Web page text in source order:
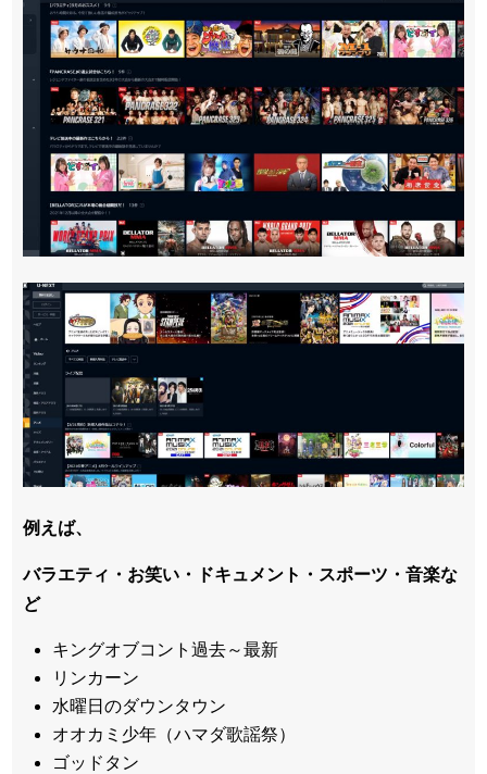
例えば、
バラエティ・お笑い・ドキュメント・スポーツ・音楽な
ど
キングオブコント過去～最新
リンカーン
水曜日のダウンタウン
オオカミ少年（ハマダ歌謡祭）
ゴッドタン